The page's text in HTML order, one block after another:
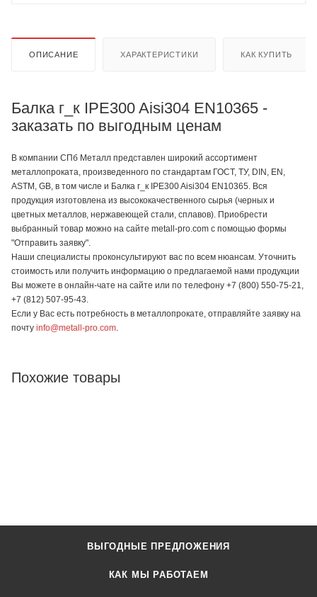
ОПИСАНИЕ ХАРАКТЕРИСТИКИ КАК КУПИТЬ
Балка г_к IPE300 Aisi304 EN10365 -
заказать по выгодным ценам
В компании СПб Металл представлен широкий ассортимент
металлопроката, произведенного по стандартам ГОСТ, ТУ, DIN, EN,
ASTM, GB, в том числе и Балка г_к IPE300 Aisi304 EN10365. Вся
продукция изготовлена из высококачественного сырья (черных и
цветных металлов, нержавеющей стали, сплавов). Приобрести
выбранный товар можно на сайте metall-pro.com с помощью формы
"Отправить заявку".
Наши специалисты проконсультируют вас по всем нюансам. Уточнить
стоимость или получить информацию о предлагаемой нами продукции
Вы можете в онлайн-чате на сайте или по телефону +7 (800) 550-75-21,
+7 (812) 507-95-43.
Если у Вас есть потребность в металлопрокате, отправляйте заявку на
почту info@metall-pro.com
Похожие товары
ВЫГОДНЫЕ ПРЕДЛОЖЕНИЯ
КАК МЫ РАБОТАЕМ